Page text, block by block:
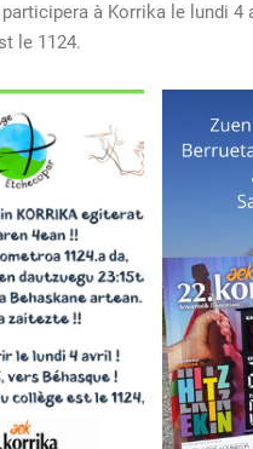
à Korrika le lundi 4
le 1124.